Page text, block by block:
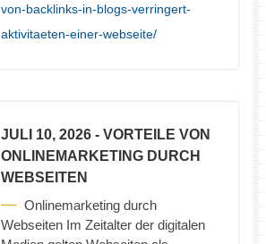
von-backlinks-in-blogs-verringert-
aktivitaeten-einer-webseite/
JULI 10, 2026 - VORTEILE VON
ONLINEMARKETING DURCH
WEBSEITEN
Onlinemarketing durch
Webseiten Im Zeitalter der digitalen